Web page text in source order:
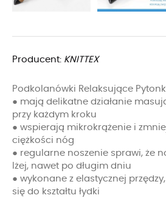
Producent: KNITTEX
Podkolanówki Relaksujące
● mają delikatne działanie
przy każdym kroku
● wspierają mikrokrążenie i
ciężkości nóg
● regularne noszenie sprawi, że
lżej, nawet po długim dniu
● wykonane z elastycznej
się do kształtu łydki